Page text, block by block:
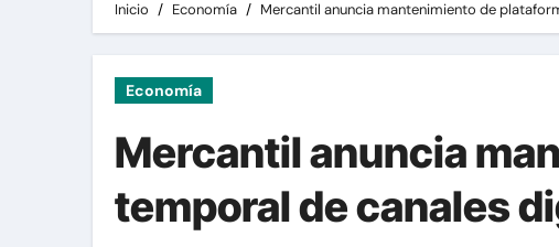
Inicio Economía Mercantil anuncia mantenimiento de
Economía
Mercantil anuncia
temporal de canales